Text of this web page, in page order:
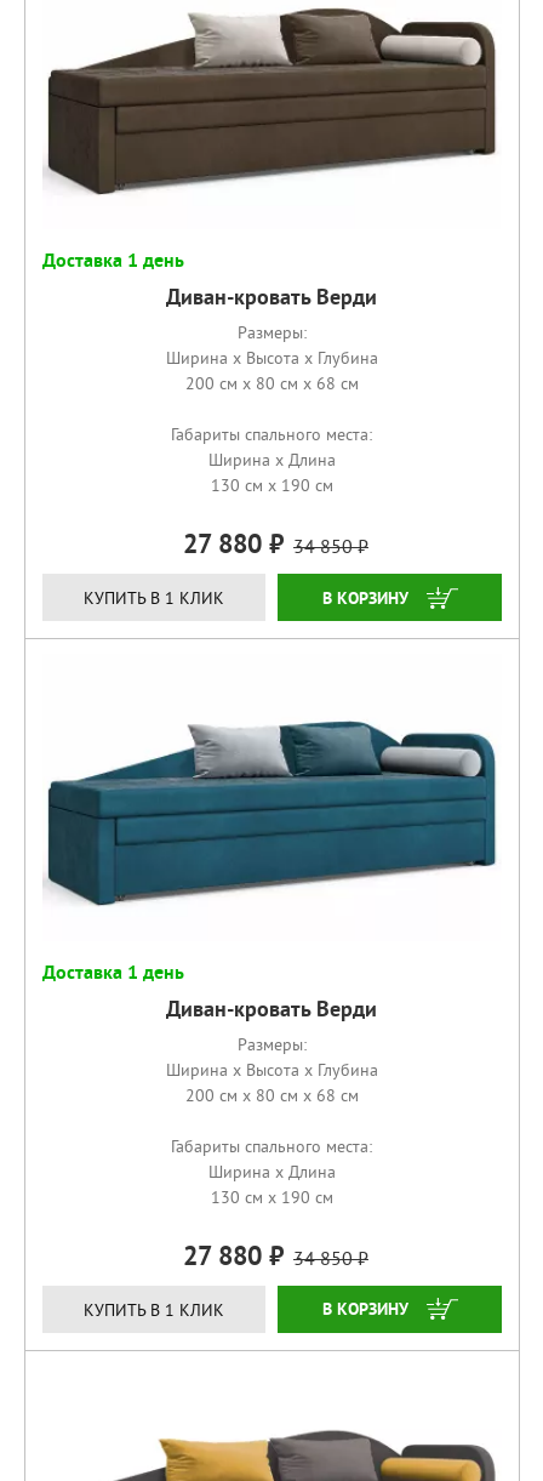
Доставка 1 день
Диван-кровать Верди
Размеры:
Ширина x Высота x Глубина
200 см x 80 см x 68 см
Габариты спального места:
Ширина x Длина
130 см x 190 см
27 880 34 850
КУПИТЬ В 1 КЛИК КУПИТЬ
Доставка 1 день
Диван-кровать Верди
Размеры:
Ширина x Высота x Глубина
200 см x 80 см x 68 см
Габариты спального места:
Ширина x Длина
130 см x 190 см
27 880 34 850
КУПИТЬ В 1 КЛИК КУПИТЬ